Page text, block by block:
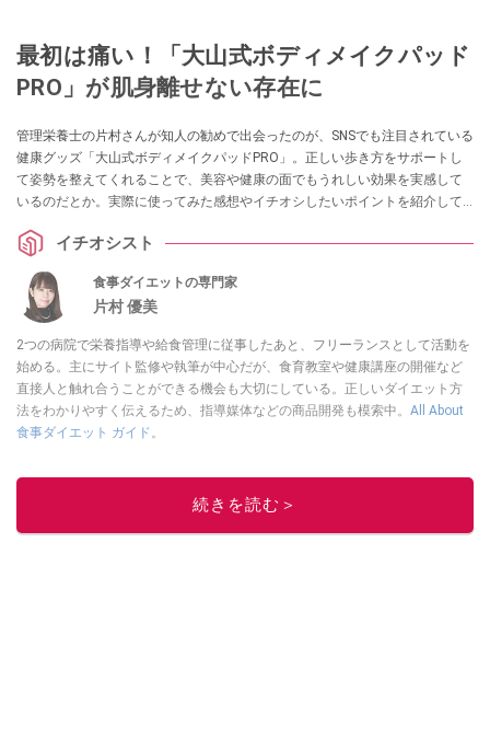
最初は痛い！「大山式ボディメイクパッド
PRO」が肌身離せない存在に
管理栄養士の片村さんが知人の勧めで出会ったのが、SNSでも注目されている
健康グッズ「大山式ボディメイクパッドPRO」。正しい歩き方をサポートし
て姿勢を整えてくれることで、美容や健康の面でもうれしい効果を実感して
いるのだとか。実際に使ってみた感想やイチオシしたいポイントを紹介して
イチオシスト
食事ダイエットの専門家
片村 優美
2つの病院で栄養指導や給食管理に従事したあと、フリーランスとして活動を
始める。主にサイト監修や執筆が中心だが、食育教室や健康講座の開催など
直接人と触れ合うことができる機会も大切にしている。正しいダイエット方
法をわかりやすく伝えるため、指導媒体などの商品開発も模索中。 All About
食事ダイエット ガイド。
続きを読む＞